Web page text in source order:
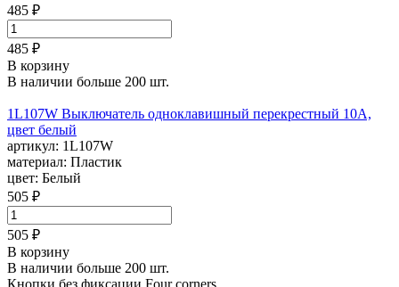
485 ₽
485 ₽
В корзину
В наличии больше 200 шт.
1L107W Выключатель одноклавишный перекрестный 10А,
цвет белый
артикул: 1L107W
материал: Пластик
цвет: Белый
505 ₽
505 ₽
В корзину
В наличии больше 200 шт.
Кнопки без фиксации Four corners